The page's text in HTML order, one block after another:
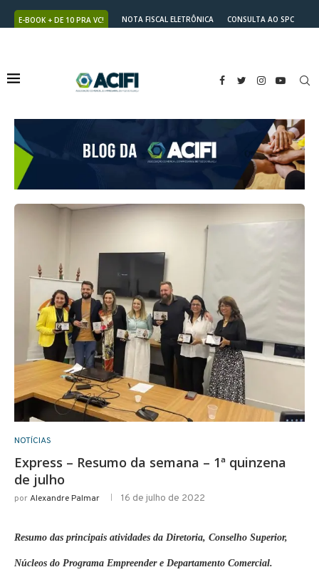
E-BOOK + DE 10 PRA VC! NOTA FISCAL ELETRÔNICA
CONSULTA AO SPC
NOTÍCIAS
Express – Resumo da semana – 1ª quinzena
de julho
porAlexandre Palmar 16 de julho de 2022
Resumo das principais atividades da Diretoria, Conselho Superior,
Núcleos do Programa Empreender e Departamento Comercial.